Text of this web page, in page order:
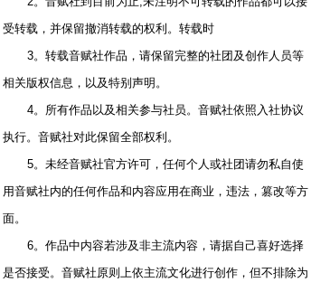
受转载，并保留撤消转载的权利。转载时
3。转载音赋社作品，请保留完整的社团及创作人员等
相关版权信息，以及特别声明。
4。所有作品以及相关参与社员。音赋社依照入社协议
执行。音赋社对此保留全部权利。
5。未经音赋社官方许可，任何个人或社团请勿私自使
用音赋社内的任何作品和内容应用在商业，违法，篡改等方
面。
6。作品中内容若涉及非主流内容，请据自己喜好选择
是否接受。音赋社原则上依主流文化进行创作，但不排除为